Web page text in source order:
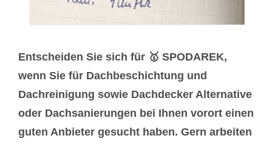
Entscheiden Sie sich für 🥇 SPODAREK,
wenn Sie für Dachbeschichtung und
Dachreinigung sowie Dachdecker Alternative
oder Dachsanierungen bei Ihnen vorort einen
guten Anbieter gesucht haben. Gern arbeiten